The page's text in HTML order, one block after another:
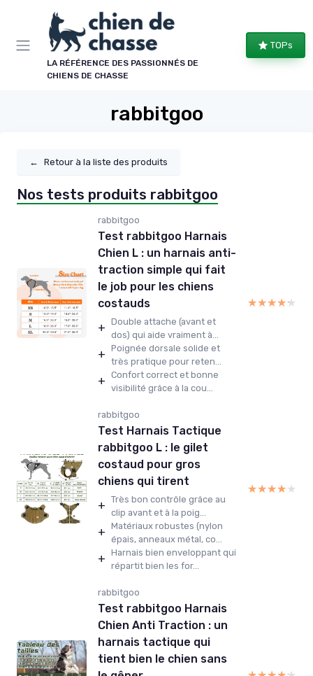
LA RÉFÉRENCE DES PASSIONNÉS DE
CHIENS DE CHASSE
TOPs
rabbitgoo
← Retour à la liste des produits
Nos tests produits rabbitgoo
rabbitgoo
Test rabbitgoo Harnais
Chien L : un harnais anti-
traction simple qui fait
le job pour les chiens
costauds
+ Double attache (avant et
dos) qui aide vraiment à...
+ Poignée dorsale solide et
très pratique pour reten...
+ Confort correct et bonne
visibilité grâce à la cou...
★★★★★
★★★★★
rabbitgoo
Test Harnais Tactique
rabbitgoo L : le gilet
costaud pour gros
chiens qui tirent
+ Très bon contrôle grâce au
clip avant et à la poig...
+ Matériaux robustes (nylon
épais, anneaux métal, co...
+ Harnais bien enveloppant qui
répartit bien les for...
★★★★★
★★★★★
rabbitgoo
Test rabbitgoo Harnais
Chien Anti Traction : un
harnais tactique qui
tient bien le chien sans
Panneau de gestion des cookies